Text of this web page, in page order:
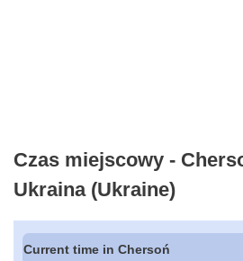
Czas miejscowy -
Ukraina (Ukraine)
Current time in Chersoń